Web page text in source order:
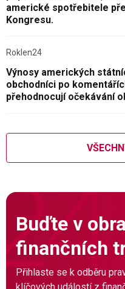
americké spotřebitele
Kongresu.
Roklen24
Výnosy amerických
obchodníci po
přehodnocují očekávání
Buďte v
finančních
Přihlaste se k odběru
klíčových událostí z